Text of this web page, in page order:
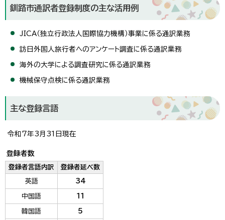
釧路市通訳者登録制度の主な活用例
JICA（独立行政法人国際協力機構）事業に係る通訳業務
訪日外国人旅行者へのアンケート調査に係る通訳業務
海外の大学による調査研究に係る通訳業務
機械保守点検に係る通訳業務
主な登録言語
令和7年3月31日現在
登録者数
登録者言語内訳 登録者延べ数
英語 34
中国語 11
韓国語 5